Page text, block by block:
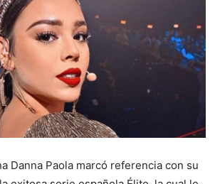
Danna Paola marcó referencia con su